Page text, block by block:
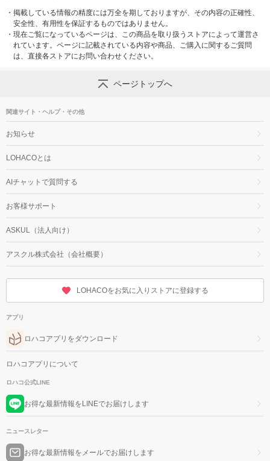
・ 掲載している情報の精度には万全を期しておりますが、その内容の正確性、
安全性、有用性を保証するものではありません。
・ 現在ご覧になっているページは、この商品を取り扱うストアによって運営さ
れています。ページに記載されている内容や商品、ご購入に関するご質問
は、直接各ストアにお問い合わせください。
ページトップへ
関連サイト・ヘルプ・その他
お知らせ
LOHACOとは
AIチャットで質問する
お客様サポート
ASKUL（法人向け）
アスクル株式会社（会社概要）
LOHACOをお気に入りストアに登録する
アプリ
ロハコアプリをダウンロード
ロハコアプリについて
ロハコ公式LINE
お得な最新情報をLINEでお届けします
ニュースレター
お得な最新情報をメールでお届けします